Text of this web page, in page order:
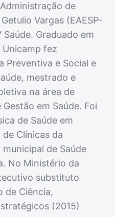
de
Vargas (EAESP-
Graduado em
Unicamp fez
Preventiva e Social e
mestrado e
na área de
em Saúde. Foi
de Saúde em
Clínicas da
de Saúde
No Ministério da
substituto
de Ciência,
(2015)